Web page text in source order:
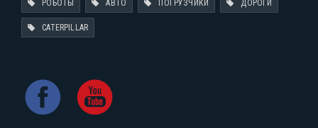
РОБОТЫ АВТО ПОГРУЗЧИКИ ДОРОГИ
CATERPILLAR